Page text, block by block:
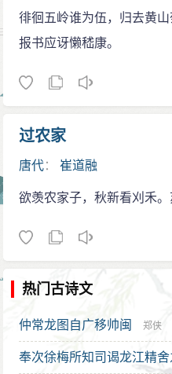
徘徊五岭谁为伍，归去黄
报书应讶懒嵇康。
过农家
唐代：崔道融
欲羡农家子，秋新看刈禾
热门古诗文
仲常龙图自广移帅闽 郑侠
奉次徐梅所知司谒龙江精